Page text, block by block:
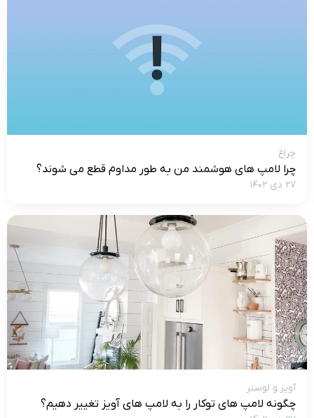
چراغ
چرا لامپ های هوشمند من به طور مداوم قطع می شوند؟
۲۷ دی ۱۴۰۲
آویز و لوستر
چگونه لامپ های توکار را به لامپ های آویز تغییر دهیم؟